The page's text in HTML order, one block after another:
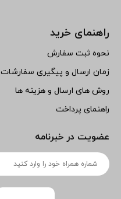
راهنمای خرید
نحوه ثبت سفارش
زمان ارسال و پیگیری سفارشات
روش های ارسال و هزینه ها
راهنمای پرداخت
عضویت در خبرنامه